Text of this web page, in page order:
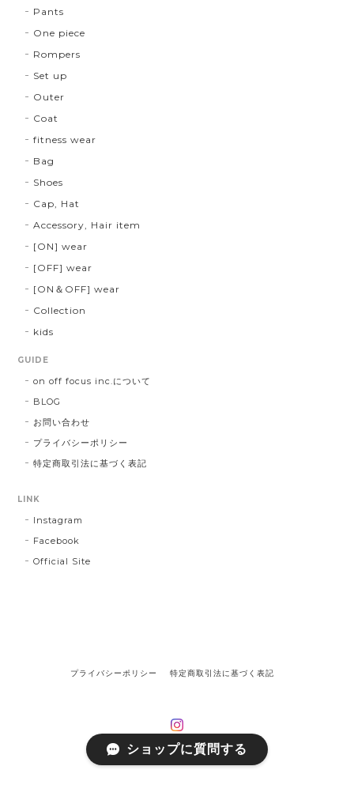
Pants
One piece
Rompers
Set up
Outer
Coat
fitness wear
Bag
Shoes
Cap, Hat
Accessory, Hair item
[ON] wear
[OFF] wear
[ON＆OFF] wear
Collection
kids
GUIDE
on off focus inc.について
BLOG
お問い合わせ
プライバシーポリシー
特定商取引法に基づく表記
LINK
Instagram
Facebook
Official Site
プライバシーポリシー 特定商取引法に基づく表記
©on off focus inc.
ショップに質問する